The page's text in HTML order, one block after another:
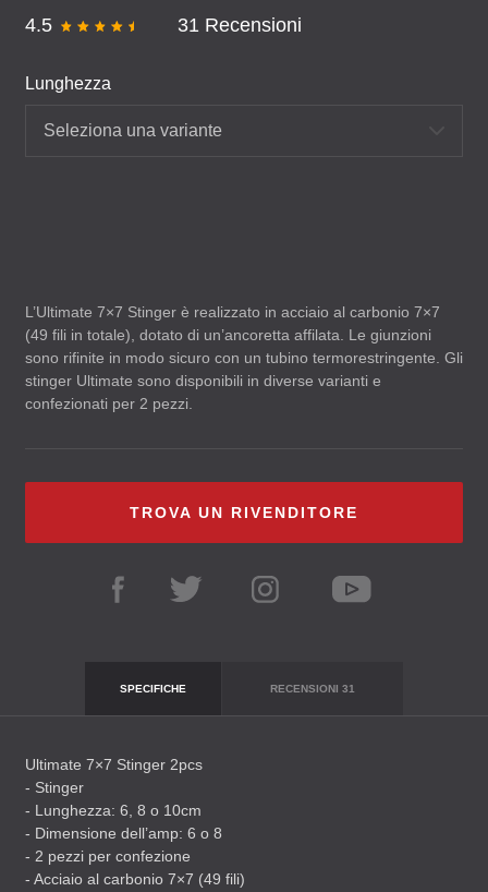
4.5 31 Recensioni
Lunghezza
Seleziona una variante
L’Ultimate 7×7 Stinger è realizzato in acciaio al carbonio 7×7
(49 fili in totale), dotato di un’ancoretta affilata. Le giunzioni
sono rifinite in modo sicuro con un tubino termorestringente. Gli
stinger Ultimate sono disponibili in diverse varianti e
confezionati per 2 pezzi.
TROVA UN RIVENDITORE
SPECIFICHE RECENSIONI 31
Ultimate 7×7 Stinger 2pcs
- Stinger
- Lunghezza: 6, 8 o 10cm
- Dimensione dell’amp: 6 o 8
- 2 pezzi per confezione
- Acciaio al carbonio 7×7 (49 fili)